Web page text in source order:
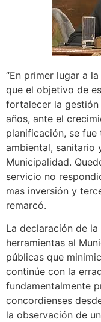
“En primer lugar a
que el objetivo de
fortalecer la
años, ante el
planificación, se
ambiental, sanitario
Municipalidad.
servicio no
mas inversión y
remarcó.
La declaración de
herramientas al
públicas que
continúe con la
fundamentalmente
concordienses
la observación de